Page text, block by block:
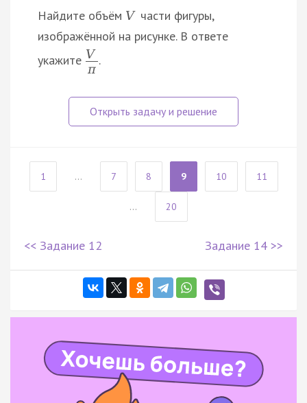
Найдите объём V части фигуры,
изображённой на рисунке. В ответе
укажите V
π
.
1 ... 7 8 9 10 11
... 20
<< Задание 12 Задание 14 >>